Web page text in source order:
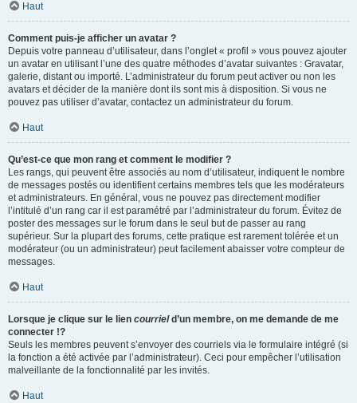
Haut
Comment puis-je afficher un avatar ?
Depuis votre panneau d’utilisateur, dans l’onglet « profil » vous pouvez ajouter
un avatar en utilisant l’une des quatre méthodes d’avatar suivantes : Gravatar,
galerie, distant ou importé. L’administrateur du forum peut activer ou non les
avatars et décider de la manière dont ils sont mis à disposition. Si vous ne
pouvez pas utiliser d’avatar, contactez un administrateur du forum.
Haut
Qu’est-ce que mon rang et comment le modifier ?
Les rangs, qui peuvent être associés au nom d’utilisateur, indiquent le nombre
de messages postés ou identifient certains membres tels que les modérateurs
et administrateurs. En général, vous ne pouvez pas directement modifier
l’intitulé d’un rang car il est paramétré par l’administrateur du forum. Évitez de
poster des messages sur le forum dans le seul but de passer au rang
supérieur. Sur la plupart des forums, cette pratique est rarement tolérée et un
modérateur (ou un administrateur) peut facilement abaisser votre compteur de
messages.
Haut
Lorsque je clique sur le lien courrield’un membre, on me demande de me
connecter !?
Seuls les membres peuvent s’envoyer des courriels via le formulaire intégré (si
la fonction a été activée par l’administrateur). Ceci pour empêcher l’utilisation
malveillante de la fonctionnalité par les invités.
Haut